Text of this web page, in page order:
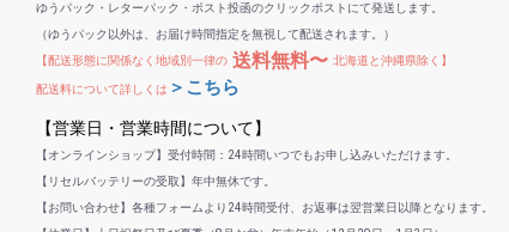
ゆうパック・レターパック・ポスト投函のクリックポストにて発送します。
（ゆうパック以外は、お届け時間指定を無視して配送されます。）
【配送形態に関係なく地域別一律の 送料無料〜 北海道と沖縄県除く】
配送料について詳しくは ＞こちら
【営業日・営業時間について】
【オンラインショップ】受付時間：24時間いつでもお申し込みいただけます。
【リセルバッテリーの受取】年中無休です。
【お問い合わせ】各種フォームより24時間受付、お返事は翌営業日以降となります。